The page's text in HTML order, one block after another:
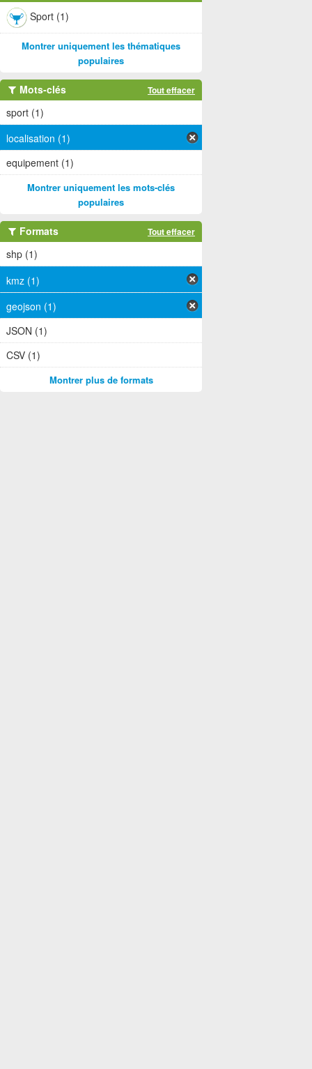
Sport (1)
Montrer uniquement les thématiques
populaires
Mots-clés Tout effacer
sport (1)
localisation (1)
equipement (1)
Montrer uniquement les mots-clés
populaires
Formats Tout effacer
shp (1)
kmz (1)
geojson (1)
JSON (1)
CSV (1)
Montrer plus de formats